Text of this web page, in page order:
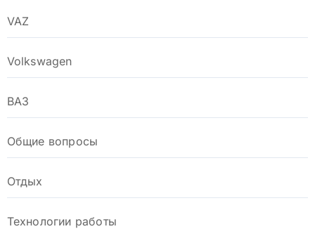
VAZ
Volkswagen
ВАЗ
Общие вопросы
Отдых
Технологии работы